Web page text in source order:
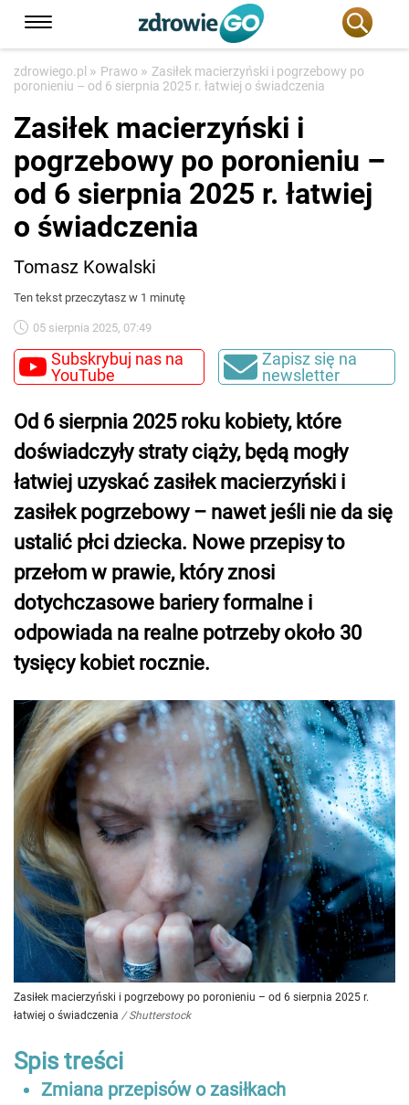
zdrowiego.pl » Prawo » Zasiłek macierzyński i pogrzebowy po
poronieniu – od 6 sierpnia 2025 r. łatwiej o świadczenia
Zasiłek macierzyński i
pogrzebowy po poronieniu –
od 6 sierpnia 2025 r. łatwiej
o świadczenia
Tomasz Kowalski
Ten tekst przeczytasz w 1 minutę
05 sierpnia 2025, 07:49
Subskrybuj nas na
YouTube
Zapisz się na
newsletter
Od 6 sierpnia 2025 roku kobiety, które
doświadczyły straty ciąży, będą mogły
łatwiej uzyskać zasiłek macierzyński i
zasiłek pogrzebowy – nawet jeśli nie da się
ustalić płci dziecka. Nowe przepisy to
przełom w prawie, który znosi
dotychczasowe bariery formalne i
odpowiada na realne potrzeby około 30
tysięcy kobiet rocznie.
Zasiłek macierzyński i pogrzebowy po poronieniu – od 6 sierpnia 2025 r.
łatwiej o świadczenia / Shutterstock
Spis treści
Zmiana przepisów o zasiłkach